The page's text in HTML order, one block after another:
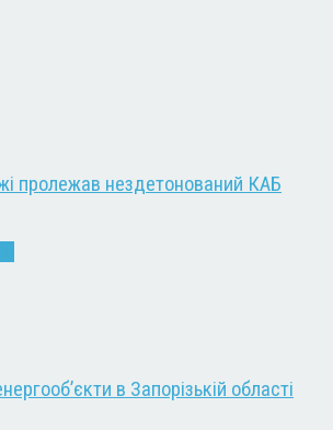
пролежав нездетонований КАБ
в Запорізькій області